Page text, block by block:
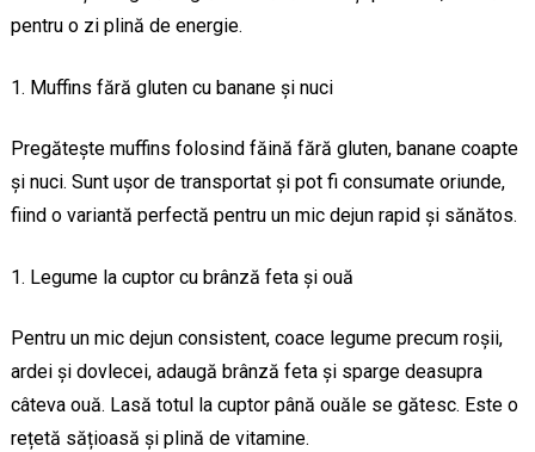
pentru o zi plină de energie.
Muffins fără gluten cu banane și nuci
Pregătește muffins folosind făină fără gluten, banane coapte
și nuci. Sunt ușor de transportat și pot fi consumate oriunde,
fiind o variantă perfectă pentru un mic dejun rapid și sănătos.
Legume la cuptor cu brânză feta și ouă
Pentru un mic dejun consistent, coace legume precum roșii,
ardei și dovlecei, adaugă brânză feta și sparge deasupra
câteva ouă. Lasă totul la cuptor până ouăle se gătesc. Este o
rețetă sățioasă și plină de vitamine.